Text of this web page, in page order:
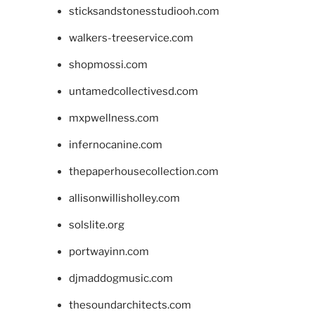
sticksandstonesstudiooh.com
walkers-treeservice.com
shopmossi.com
untamedcollectivesd.com
mxpwellness.com
infernocanine.com
thepaperhousecollection.com
allisonwillisholley.com
solslite.org
portwayinn.com
djmaddogmusic.com
thesoundarchitects.com